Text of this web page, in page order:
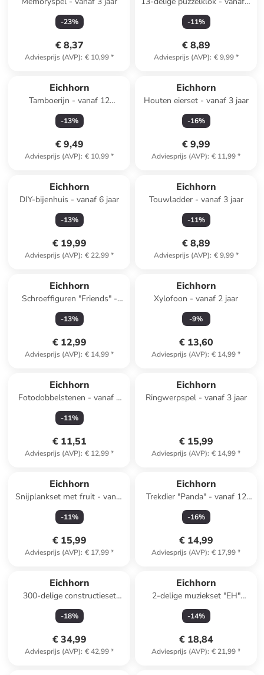
-23%
€ 8,37
Adviesprijs (AVP): € 10,99*
jaar
-11%
€ 8,89
Adviesprijs (AVP): € 9,99*
Eichhorn
Tamboerijn - vanaf 12
maanden
-13%
€ 9,49
Adviesprijs (AVP): € 10,99*
Eichhorn
Houten eierset - vanaf 3 jaar
-16%
€ 9,99
Adviesprijs (AVP): € 11,99*
Eichhorn
DIY-bijenhuis - vanaf 6 jaar
-13%
€ 19,99
Adviesprijs (AVP): € 22,99*
Eichhorn
Touwladder - vanaf 3 jaar
-11%
€ 8,89
Adviesprijs (AVP): € 9,99*
Eichhorn
Schroeffiguren "Friends" -
vanaf 2 jaar
-13%
€ 12,99
Adviesprijs (AVP): € 14,99*
Eichhorn
Xylofoon - vanaf 2 jaar
-9%
€ 13,60
Adviesprijs (AVP): € 14,99*
Eichhorn
Fotodobbelstenen - vanaf 3
jaar
-11%
€ 11,51
Adviesprijs (AVP): € 12,99*
Eichhorn
Ringwerpspel - vanaf 3 jaar
€ 15,99
Adviesprijs (AVP): € 14,99*
Eichhorn
Snijplankset met fruit - vanaf
2 jaar
-11%
€ 15,99
Adviesprijs (AVP): € 17,99*
Eichhorn
Trekdier "Panda" - vanaf 12
maanden
-16%
€ 14,99
Adviesprijs (AVP): € 17,99*
Eichhorn
300-delige constructieset
"Windmolen" - vanaf 6 jaar
-18%
€ 34,99
Adviesprijs (AVP): € 42,99*
Eichhorn
2-delige muziekset "EH"
meerkleurig - vanaf 12
maanden
-14%
€ 18,84
Adviesprijs (AVP): € 21,99*